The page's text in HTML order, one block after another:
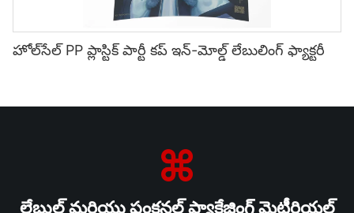
హోల్‌సేల్ PP ప్లాస్టిక్ పార్టీ కప్ ఇన్-మోల్డ్ లేబులింగ్ ఫ్యాక్టరీ
లేబుల్ మరియు ఫంక్షనల్ ప్యాకేజింగ్ మెటీరియల్